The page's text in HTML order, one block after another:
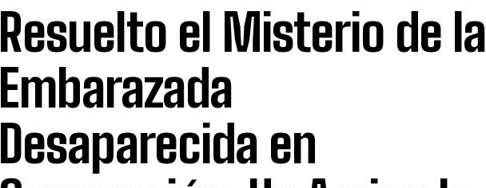
Resuelto el Misterio de la
Embarazada
Desaparecida en